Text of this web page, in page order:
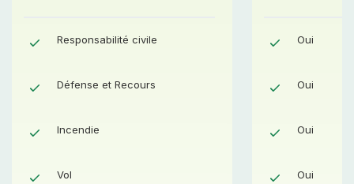
Responsabilité civile
Défense et Recours
Incendie
Vol
Oui
Oui
Oui
Oui
Oui
Oui
Oui